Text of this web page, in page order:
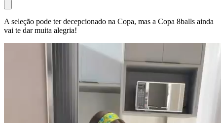
A seleção pode ter decepcionado na Copa, mas a Copa 8balls ainda
vai te dar muita alegria!